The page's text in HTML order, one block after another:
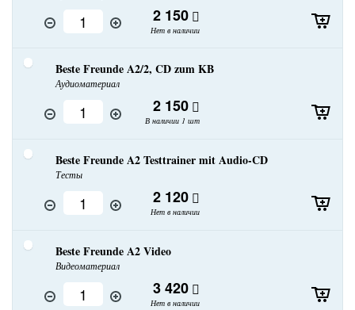
2 150
Нет в наличии
Beste Freunde A2/2, CD zum KB
Аудиоматериал
2 150
В наличии 1 шт
Beste Freunde A2 Testtrainer mit Audio-CD
Тесты
2 120
Нет в наличии
Beste Freunde A2 Video
Видеоматериал
3 420
Нет в наличии